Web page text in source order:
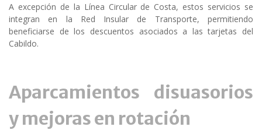
A excepción de la Línea Circular de Costa, estos servicios se
integran en la Red Insular de Transporte, permitiendo
beneficiarse de los descuentos asociados a las tarjetas del
Cabildo.
Aparcamientos disuasorios
y mejoras en rotación